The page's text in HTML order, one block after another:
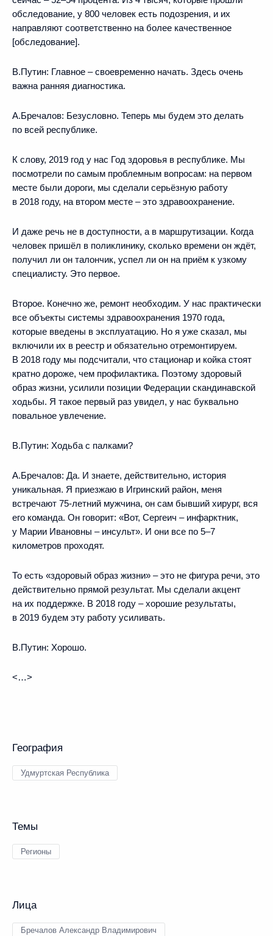
обследование, у 800 человек есть подозрения, и их
направляют соответственно на более качественное
[обследование].
В.Путин: Главное – своевременно начать. Здесь очень
важна ранняя диагностика.
А.Бречалов: Безусловно. Теперь мы будем это делать
по всей республике.
К слову, 2019 год у нас Год здоровья в республике. Мы
посмотрели по самым проблемным вопросам: на первом
месте были дороги, мы сделали серьёзную работу
в 2018 году, на втором месте – это здравоохранение.
И даже речь не в доступности, а в маршрутизации. Когда
человек пришёл в поликлинику, сколько времени он ждёт,
получил ли он талончик, успел ли он на приём к узкому
специалисту. Это первое.
Второе. Конечно же, ремонт необходим. У нас практически
все объекты системы здравоохранения 1970 года,
которые введены в эксплуатацию. Но я уже сказал, мы
включили их в реестр и обязательно отремонтируем.
В 2018 году мы подсчитали, что стационар и койка стоят
кратно дороже, чем профилактика. Поэтому здоровый
образ жизни, усилили позиции Федерации скандинавской
ходьбы. Я такое первый раз увидел, у нас буквально
повальное увлечение.
В.Путин: Ходьба с палками?
А.Бречалов: Да. И знаете, действительно, история
уникальная. Я приезжаю в Игринский район, меня
встречают 75-летний мужчина, он сам бывший хирург, вся
его команда. Он говорит: «Вот, Сергеич – инфарктник,
у Марии Ивановны – инсульт». И они все по 5–7
километров проходят.
То есть «здоровый образ жизни» – это не фигура речи, это
действительно прямой результат. Мы сделали акцент
на их поддержке. В 2018 году – хорошие результаты,
в 2019 будем эту работу усиливать.
В.Путин: Хорошо.
<…>
География
Удмуртская Республика
Темы
Регионы
Лица
Бречалов Александр Владимирович